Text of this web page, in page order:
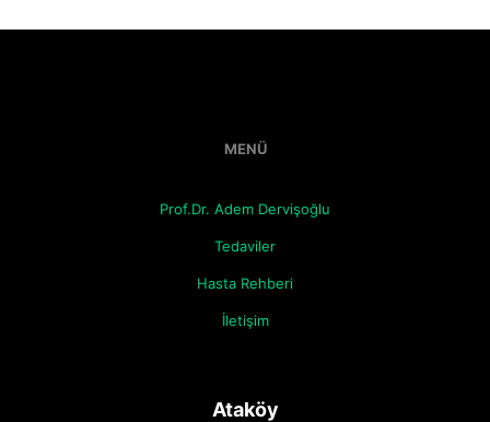
MENÜ
Prof.Dr. Adem Dervişoğlu
Tedaviler
Hasta Rehberi
İletişim
Ataköy